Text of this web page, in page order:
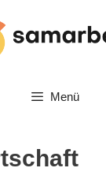
Menü